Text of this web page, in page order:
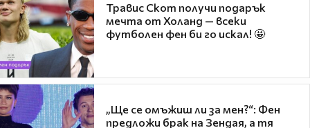
Травис Скот получи подарък
мечта от Холанд — всеки
футболен фен би го искал! 🤩
„Ще се омъжиш ли за мен?“: Фен
предложи брак на Зендая, а тя